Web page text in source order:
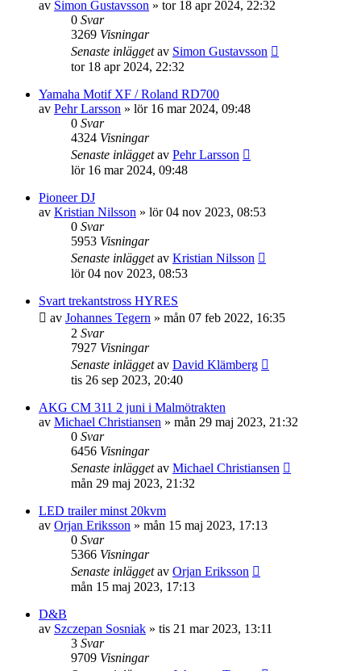
av Simon Gustavsson » tor 18 apr 2024, 22:32
0 Svar
3269 Visningar
Senaste inläggetav Simon Gustavsson
tor 18 apr 2024, 22:32
Yamaha Motif XF / Roland RD700
av Pehr Larsson » lör 16 mar 2024, 09:48
0 Svar
4324 Visningar
Senaste inläggetav Pehr Larsson
lör 16 mar 2024, 09:48
Pioneer DJ
av Kristian Nilsson » lör 04 nov 2023, 08:53
0 Svar
5953 Visningar
Senaste inläggetav Kristian Nilsson
lör 04 nov 2023, 08:53
Svart trekantstross HYRES
av Johannes Tegern » mån 07 feb 2022, 16:35
2 Svar
7927 Visningar
Senaste inläggetav David Klämberg
tis 26 sep 2023, 20:40
AKG CM 311 2 juni i Malmötrakten
av Michael Christiansen » mån 29 maj 2023, 21:32
0 Svar
6456 Visningar
Senaste inläggetav Michael Christiansen
mån 29 maj 2023, 21:32
LED trailer minst 20kvm
av Orjan Eriksson » mån 15 maj 2023, 17:13
0 Svar
5366 Visningar
Senaste inläggetav Orjan Eriksson
mån 15 maj 2023, 17:13
D&B
av Szczepan Sosniak » tis 21 mar 2023, 13:11
3 Svar
9709 Visningar